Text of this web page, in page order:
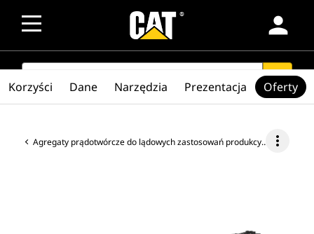
person
SEARCH search
Agregaty prądotwórcze do lądowych zastosowań produkcyjnych more_vert
Korzyści Dane Narzędzia Prezentacja Oferty